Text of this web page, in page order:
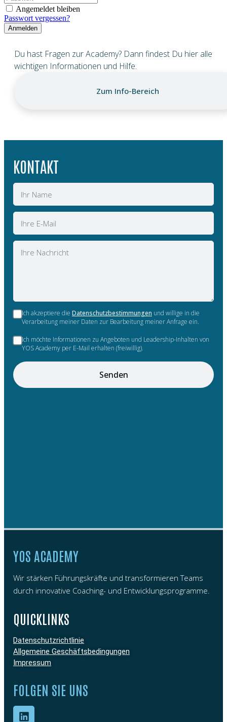
Angemeldet bleiben
Passwort vergessen?
Anmelden
Du hast Fragen zur Academy? Dann findest Du hier alle
wichtigen Informationen und Hilfe.
Zum Info-Bereich
KONTAKT
Name
E-
Mail
Nachricht
Ich akzeptiere die Datenschutzbestimmungen und willige in die
Verarbeitung meiner Daten zur Bearbeitung meiner Anfrage ein.
Ich möchte Informationen zu Angeboten und Leadership-Inhalten von
YOS Academy per E-Mail erhalten (freiwillig).
Senden
YOS ACADEMY
Wir stärken Führungskräfte und transformieren Teams
durch innovative Coaching- und Entwicklungsprogramme.
QUICKLINKS
Datenschutzrichtlinie
Allgemeine Geschäftsbedingungen
Impressum
FOLGEN SIE UNS